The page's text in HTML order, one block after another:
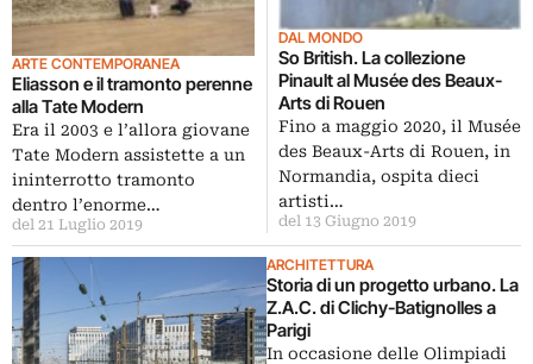
ARTE CONTEMPORANEA
Eliasson e il tramonto perenne
alla Tate Modern
Era il 2003 e l’allora giovane
Tate Modern assistette a un
ininterrotto tramonto
dentro l’enorme…
del 21 Luglio 2019
DAL MONDO
So British. La collezione
Pinault al Musée des Beaux-
Arts di Rouen
Fino a maggio 2020, il Musée
des Beaux-Arts di Rouen, in
Normandia, ospita dieci
artisti…
del 13 Giugno 2019
ARCHITETTURA
Storia di un progetto urbano. La
Z.A.C. di Clichy-Batignolles a
Parigi
In occasione delle Olimpiadi